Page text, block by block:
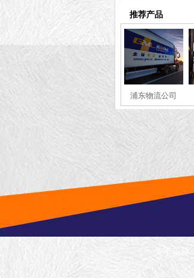
推荐产品
浦东物流公司